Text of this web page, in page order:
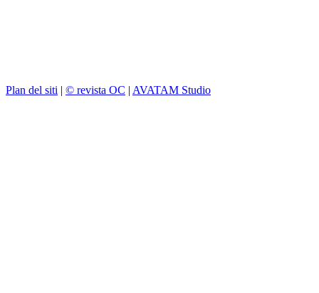
Plan del siti | © revista OC | AVATAM Studio